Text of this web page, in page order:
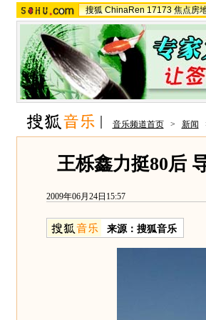
搜狐 ChinaRen 17173 焦点房
音乐频道首页 > 新闻
王栎鑫力挺80后
2009年06月24日15:57
来源： 搜狐音乐